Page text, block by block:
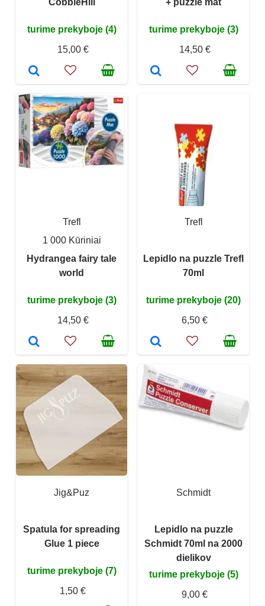
CobbleHill
turime prekyboje (4)
15,00 €
+ puzzle mat
turime prekyboje (3)
14,50 €
Trefl
1 000 Kūriniai
Hydrangea fairy tale
world
turime prekyboje (3)
14,50 €
Trefl
Lepidlo na puzzle Trefl
70ml
turime prekyboje (20)
6,50 €
Jig&Puz
Spatula for spreading
Glue 1 piece
turime prekyboje (7)
1,50 €
Schmidt
Lepidlo na puzzle
Schmidt 70ml na 2000
dielikov
turime prekyboje (5)
9,00 €